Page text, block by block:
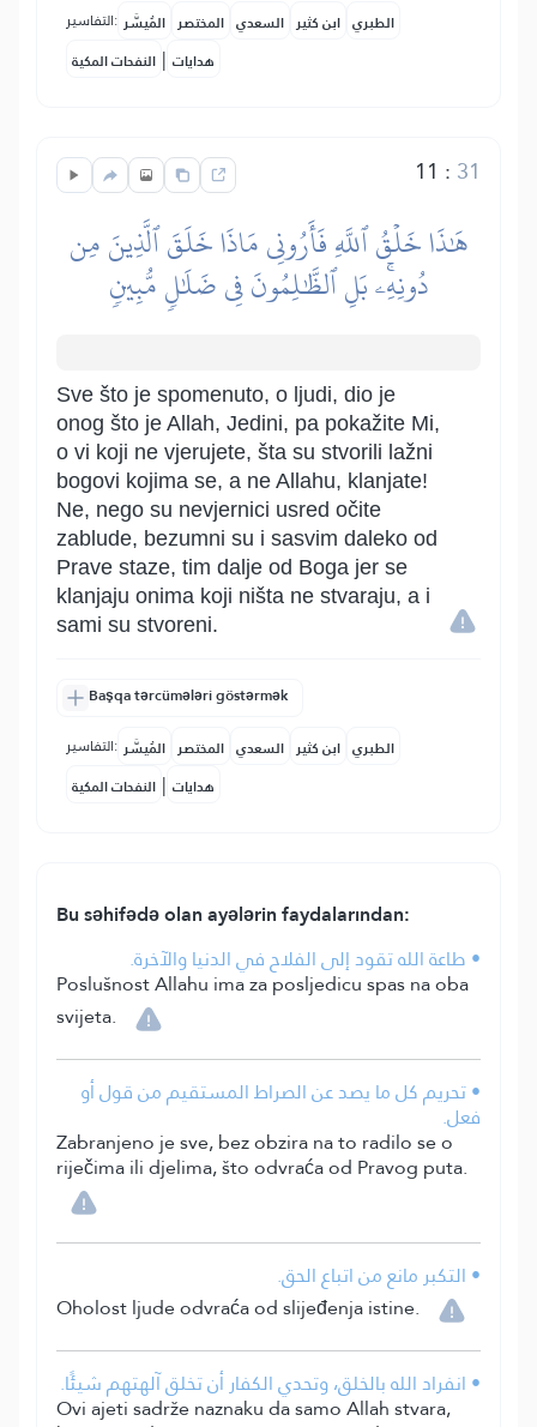
التفاسير: المُيسَّر المختصر السعدي ابن كثير الطبري
النفحات المكية | هدايات
11 : 31
هَٰذَا خَلۡقُ ٱللَّهِ فَأَرُونِي مَاذَا خَلَقَ ٱلَّذِينَ مِن
دُونِهِۦۚ بَلِ ٱلظَّٰلِمُونَ فِي ضَلَٰلٖ مُّبِينٖ
Sve što je spomenuto, o ljudi, dio je
onog što je Allah, Jedini, pa pokažite Mi,
o vi koji ne vjerujete, šta su stvorili lažni
bogovi kojima se, a ne Allahu, klanjate!
Ne, nego su nevjernici usred očite
zablude, bezumni su i sasvim daleko od
Prave staze, tim dalje od Boga jer se
klanjaju onima koji ništa ne stvaraju, a i
sami su stvoreni.
Başqa tərcümələri göstərmək
التفاسير: المُيسَّر المختصر السعدي ابن كثير الطبري
النفحات المكية | هدايات
Bu səhifədə olan ayələrin faydalarından:
• طاعة الله تقود إلى الفلاح في الدنيا والآخرة.
Poslušnost Allahu ima za posljedicu spas na oba
svijeta.
• تحريم كل ما يصد عن الصراط المستقيم من قول أو
فعل.
Zabranjeno je sve, bez obzira na to radilo se o
riječima ili djelima, što odvraća od Pravog puta.
• التكبر مانع من اتباع الحق.
Oholost ljude odvraća od slijeđenja istine.
• انفراد الله بالخلق، وتحدي الكفار أن تخلق آلهتهم شيئًا.
Ovi ajeti sadrže naznaku da samo Allah stvara,